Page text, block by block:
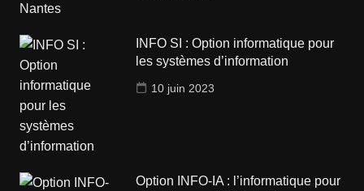
INFO SI : Option informatique pour
les systèmes d’information
10 juin 2023
Option INFO-IA : l’informatique pour